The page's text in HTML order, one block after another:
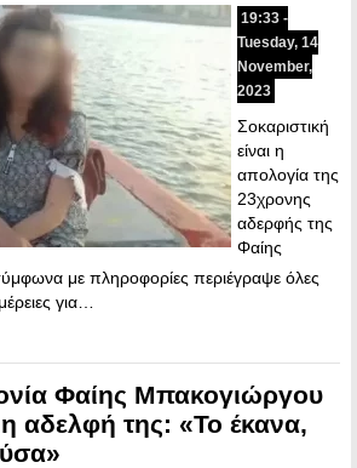
19:33 -
Tuesday, 14
November,
2023
Σοκαριστική
είναι η
απολογία της
23χρονης
αδερφής της
Φαίης
με πληροφορίες περιέγραψε όλες
για…
Φαίης Μπακογιώργου
αδελφή της: «Το έκανα,